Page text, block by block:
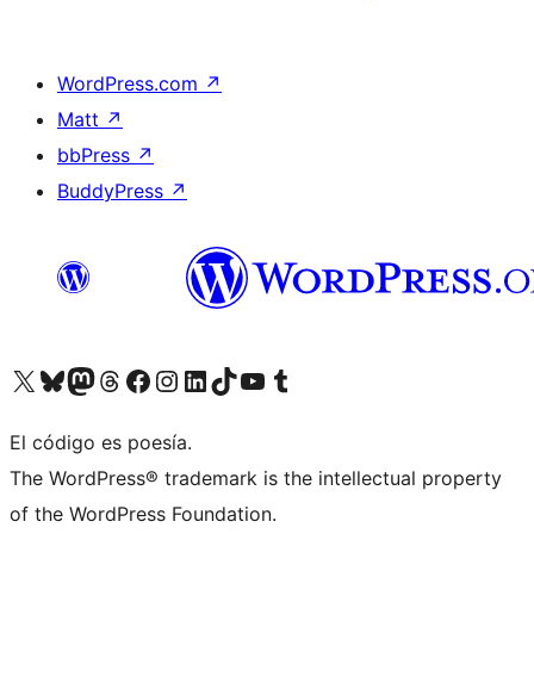
WordPress.com ↗
Matt ↗
bbPress ↗
BuddyPress ↗
Visitá nuestra cuenta de X (anteriormente Twitter)
Visitá nuestra cuenta de Bluesky
Visitá nuestra cuenta de Mastodon
Visitá nuestra cuenta de Threads
Visitá nuestra página de Facebook
Visitá nuestra cuenta de Instagram
Visitá nuestra cuenta de LinkedIn
Visitá nuestra cuenta de TikTok
Visitá nuestro canal de YouTube
Visitá nuestra cuenta de Tumblr
El código es poesía.
The WordPress® trademark is the intellectual property
of the WordPress Foundation.